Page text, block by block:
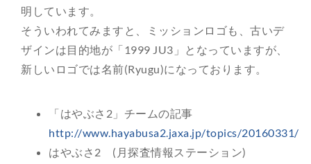
明しています。
そういわれてみますと、ミッションロゴも、古いデ
ザインは目的地が「1999 JU3」となっていますが、
新しいロゴでは名前(Ryugu)になっております。
「はやぶさ2」チームの記事
http://www.hayabusa2.jaxa.jp/topics/20160331/
はやぶさ2 (月探査情報ステーション)